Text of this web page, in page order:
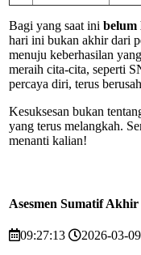
Bagi yang saat ini belum
hari ini bukan akhir dari
menuju keberhasilan
meraih cita-cita, seperti
percaya diri, terus
Kesuksesan bukan
yang terus melangkah.
menanti kalian!
Asesmen Sumatif
09:27:13
2026-03-09